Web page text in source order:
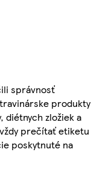
správnosť
produkty
diétnych zložiek a
prečítať etiketu
poskytnuté na